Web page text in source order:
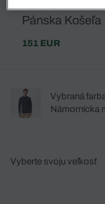
Pánska Košeľa
151 EUR
Vybraná
Vyberte svoju veľkosť